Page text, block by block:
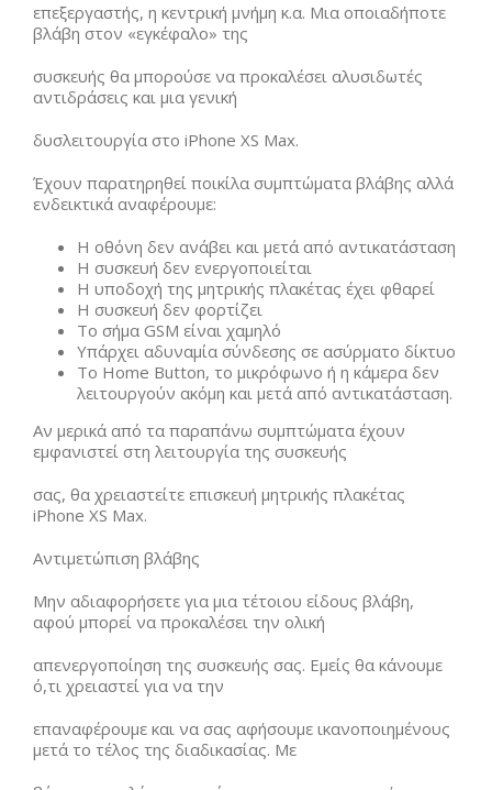
επεξεργαστής, η κεντρική μνήμη κ.α. Μια οποιαδήποτε
βλάβη στον «εγκέφαλο» της
συσκευής θα μπορούσε να προκαλέσει αλυσιδωτές
αντιδράσεις και μια γενική
δυσλειτουργία στο iPhone XS Max.
Έχουν παρατηρηθεί ποικίλα συμπτώματα βλάβης αλλά
ενδεικτικά αναφέρουμε:
Η οθόνη δεν ανάβει και μετά από αντικατάσταση
Η συσκευή δεν ενεργοποιείται
Η υποδοχή της μητρικής πλακέτας έχει φθαρεί
Η συσκευή δεν φορτίζει
Το σήμα GSM είναι χαμηλό
Υπάρχει αδυναμία σύνδεσης σε ασύρματο δίκτυο
Το Home Button, το μικρόφωνο ή η κάμερα δεν
λειτουργούν ακόμη και μετά από αντικατάσταση.
Αν μερικά από τα παραπάνω συμπτώματα έχουν
εμφανιστεί στη λειτουργία της συσκευής
σας, θα χρειαστείτε επισκευή μητρικής πλακέτας
iPhone XS Max.
Αντιμετώπιση βλάβης
Μην αδιαφορήσετε για μια τέτοιου είδους βλάβη,
αφού μπορεί να προκαλέσει την ολική
απενεργοποίηση της συσκευής σας. Εμείς θα κάνουμε
ό,τι χρειαστεί για να την
επαναφέρουμε και να σας αφήσουμε ικανοποιημένους
μετά το τέλος της διαδικασίας. Με